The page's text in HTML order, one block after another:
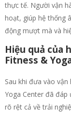
thực tế. Người vận
hoạt, giúp hệ thống
động mượt mà và
Hiệu quả của
Fitness &
Sau khi đưa vào
Yoga Center đã
rõ rệt cả về trải